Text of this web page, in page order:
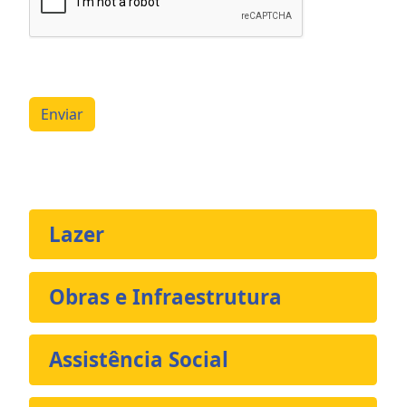
Enviar
Lazer
Obras e Infraestrutura
Assistência Social